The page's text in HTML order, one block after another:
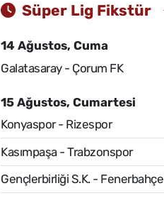
Süper Lig Fikstür
14 Ağustos, Cuma
Galatasaray - Çorum FK
15 Ağustos, Cumartesi
Konyaspor - Rizespor
Kasımpaşa - Trabzonspor
Gençlerbirliği S.K. - Fenerbahçe